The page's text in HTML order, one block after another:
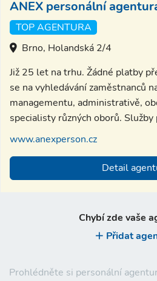
Prohlédněte si personální
ANEX personální
TOP AGENTURA
Brno, Holandská 2/4
Již 25 let na trhu. Žádné platby
se na vyhledávání zaměstnanců
managementu, administrativě,
specialisty různých oborů. Služby
www.anexperson.cz
Detail
Chybí zde vaše
Přidat